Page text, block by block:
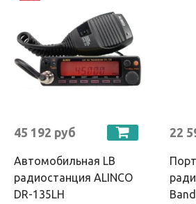
45 192 руб
Автомобильная LB
радиостанция ALINCO
DR-135LH
22